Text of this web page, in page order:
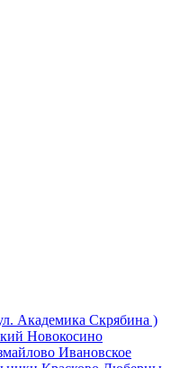
Академика Скрябина )
Новокосино
Ивановское